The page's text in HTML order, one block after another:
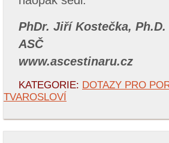
PhDr. Jiří Kostečka, Ph.D.
ASČ
www.ascestinaru.cz
KATEGORIE: DOTAZY PRO
TVAROSLOVÍ